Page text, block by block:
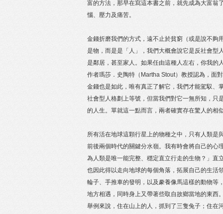
富的方法，那早在寫這本書之前，就先成為大富翁
惱、壓力及痛苦。
金錢折磨我們的方式，遠不止於貧窮（或是說不夠
是物，而是是「人」，我們大概會說它是反社會
是鄰居，甚至家人。如果任由這種人左右，你我
作者瑪莎．史陶特（Martha Stout）教授認為，面
金錢也是如此，唯有真正了解它，我們才能駕馭、
社會型人格劃上等號，但當我們對它一無所知，只
的人生。單就這一點而言，兩者確實存在驚人的相
所有活在地球這顆行星上的物種之中，只有人類
前後兩個時代的關鍵分水嶺。我有時會將自己的心
為人類是唯一能完整、穩定直立行走的生物？」直
也因此得以走向地球的每個角落，拓展自己的生活
輪子、手推車的發明，以及豢養像馬這樣的動物等
地方相遇，同時身上又帶著些取自故鄉當地的東西
舉例來說，住在山上的人，抓到了三隻兔子；住在